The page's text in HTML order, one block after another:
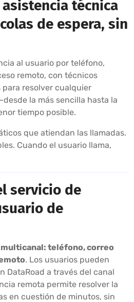
técnica
de espera, sin
al usuario por teléfono,
remoto, con técnicos
resolver cualquier
la más sencilla hasta la
tiempo posible.
que atiendan las llamadas.
Cuando el usuario llama,
servicio de
de
teléfono, correo
. Los usuarios pueden
DataRoad a través del canal
remota permite resolver la
en cuestión de minutos, sin